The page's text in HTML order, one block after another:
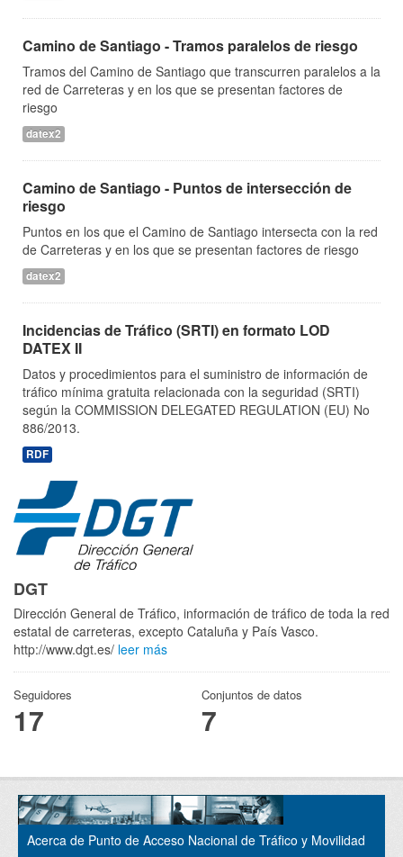
Camino de Santiago - Tramos paralelos de riesgo
Tramos del Camino de Santiago que transcurren paralelos a la
red de Carreteras y en los que se presentan factores de
riesgo
datex2
Camino de Santiago - Puntos de intersección de
riesgo
Puntos en los que el Camino de Santiago intersecta con la red
de Carreteras y en los que se presentan factores de riesgo
datex2
Incidencias de Tráfico (SRTI) en formato LOD
DATEX II
Datos y procedimientos para el suministro de información de
tráfico mínima gratuita relacionada con la seguridad (SRTI)
según la COMMISSION DELEGATED REGULATION (EU) No
886/2013.
RDF
DGT
Dirección General de Tráfico, información de tráfico de toda la red
estatal de carreteras, excepto Cataluña y País Vasco.
http://www.dgt.es/ leer más
Seguidores
17
Conjuntos de datos
7
Acerca de Punto de Acceso Nacional de Tráfico y Movilidad